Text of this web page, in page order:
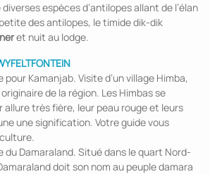
espèces d’antilopes allant de l’élan
des antilopes, le timide dik-dik
et nuit au lodge.
pour Kamanjab. Visite d’un village Himba,
de la région. Les Himbas se
très fière, leur peau rouge et leurs
une signification. Votre guide vous
du Damaraland. Situé dans le quart Nord-
doit son nom au peuple damara